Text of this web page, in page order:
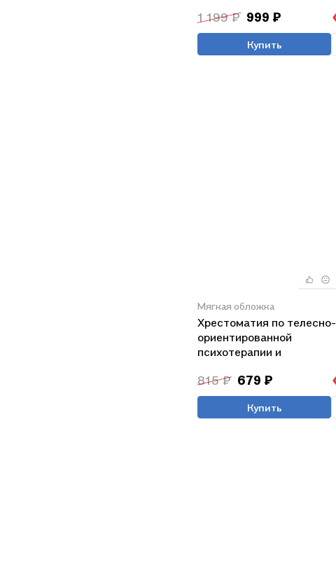
1 199 ₽ 999 ₽
Купить
Мягкая обложка
Хрестоматия по телесно-
ориентированной
психотерапии и
815 ₽ 679 ₽
Купить